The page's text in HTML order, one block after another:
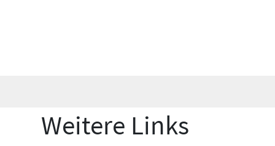
Weitere Links